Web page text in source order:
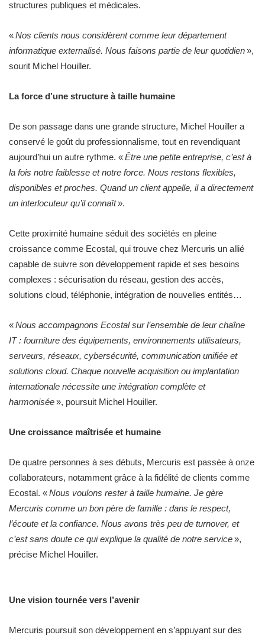
structures publiques et médicales.
«Nos clients nous considèrent comme leur département
informatique externalisé. Nous faisons partie de leur quotidien»,
sourit Michel Houiller.
La force d’une structure à taille humaine
De son passage dans une grande structure, Michel Houiller a
conservé le goût du professionnalisme, tout en revendiquant
aujourd’hui un autre rythme. «Être une petite entreprise, c’est à
la fois notre faiblesse et notre force. Nous restons flexibles,
disponibles et proches. Quand un client appelle, il a directement
un interlocuteur qu’il connaît».
Cette proximité humaine séduit des sociétés en pleine
croissance comme Ecostal, qui trouve chez Mercuris un allié
capable de suivre son développement rapide et ses besoins
complexes : sécurisation du réseau, gestion des accès,
solutions cloud, téléphonie, intégration de nouvelles entités…
«Nous accompagnons Ecostal sur l’ensemble de leur chaîne
IT : fourniture des équipements, environnements utilisateurs,
serveurs, réseaux, cybersécurité, communication unifiée et
solutions cloud. Chaque nouvelle acquisition ou implantation
internationale nécessite une intégration complète et
harmonisée», poursuit Michel Houiller.
Une croissance maîtrisée et humaine
De quatre personnes à ses débuts, Mercuris est passée à onze
collaborateurs, notamment grâce à la fidélité de clients comme
Ecostal. «Nous voulons rester à taille humaine. Je gère
Mercuris comme un bon père de famille : dans le respect,
l’écoute et la confiance. Nous avons très peu de turnover, et
c’est sans doute ce qui explique la qualité de notre service»,
précise Michel Houiller.
Une vision tournée vers l’avenir
Mercuris poursuit son développement en s’appuyant sur des